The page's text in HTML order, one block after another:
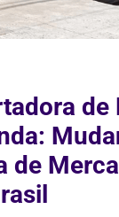
de
de